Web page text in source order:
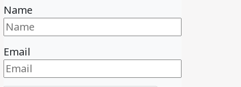
Name
Email